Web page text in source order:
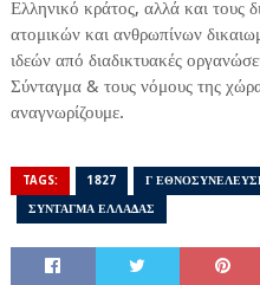
Ελληνικό κράτος, αλλά και τους
ατομικών και ανθρωπίνων
ιδεών από διαδικτυακές
Σύνταγμα & τους νόμους της
αναγνωρίζουμε.
TAGS: 1827 Γ
ΣΥΝΤΑΓΜΑ ΕΛΛΑΔΑΣ